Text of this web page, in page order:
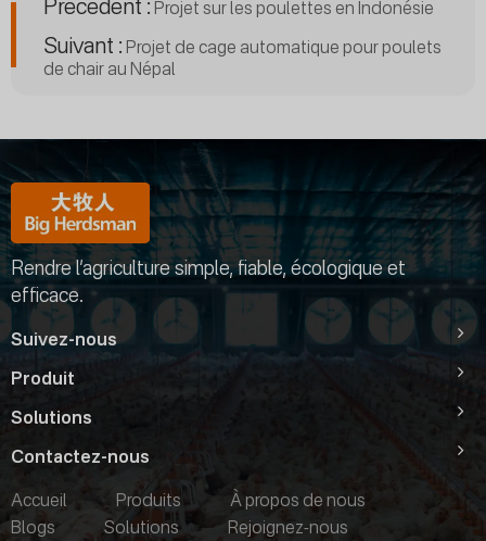
Précédent : Projet sur les poulettes en Indonésie
Suivant : Projet de cage automatique pour poulets
de chair au Népal
Rendre l’agriculture simple, fiable, écologique et
efficace.
Suivez-nous
Produit
Solutions
Contactez-nous
Accueil
Produits
À propos de nous
Blogs
Solutions Rejoignez-nous